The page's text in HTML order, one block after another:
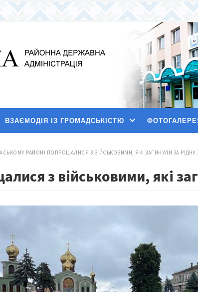
ВЗАЄМОДІЯ ІЗ ГРОМАДСЬКІСТЮ
РАЙОНІ ПОПРОЩАЛИСЯ З ВІЙСЬКОВИМИ, ЯКІ ЗАГИНУЛИ ЗА
з військовими, які